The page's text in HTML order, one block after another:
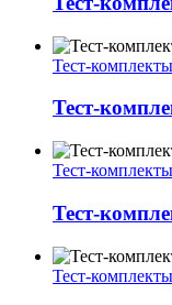
Тест-комплекты
Тест-
Тест-комплекты
Тест-
Тест-комплекты